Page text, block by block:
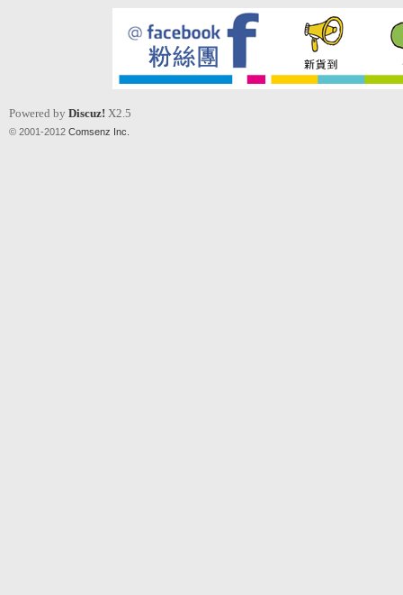
Powered by Discuz! X2.5
© 2001-2012 Comsenz Inc.